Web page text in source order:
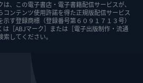
は、この電子書店・電子書籍配信サービスが、
コンテンツ使用許諾を得た正規版配信サービス
示す登録商標（登録番号第６０９１７１３号）
は［ABJマーク］または［電子出版制作・流通
してください。